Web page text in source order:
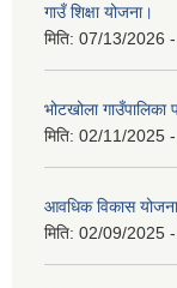
गाउँ शिक्षा योजना।
मिति: 07/13/2026
भोटखोला गाउँपालिका
मिति: 02/11/2025
आवधिक विकास
मिति: 02/09/2025